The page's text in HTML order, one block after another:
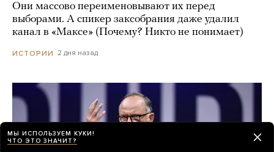
Они массово переименовывают их перед
выборами. А спикер заксобрания даже удалил
канал в «Максе» (Почему? Никто не понимает)
ИСТОРИИ 2 дня назад
МЫ ИСПОЛЬЗУЕМ КУКИ!
ЧТО ЭТО ЗНАЧИТ?